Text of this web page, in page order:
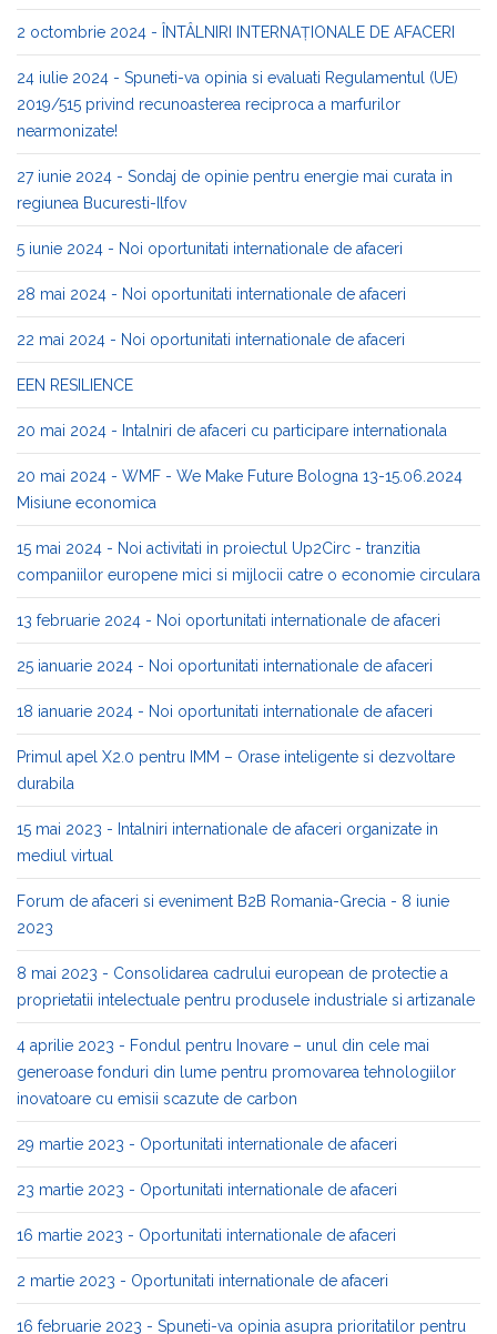
2 octombrie 2024 - ÎNTÂLNIRI INTERNAȚIONALE DE AFACERI
24 iulie 2024 - Spuneti-va opinia si evaluati Regulamentul (UE)
2019/515 privind recunoasterea reciproca a marfurilor
nearmonizate!
27 iunie 2024 - Sondaj de opinie pentru energie mai curata in
regiunea Bucuresti-Ilfov
5 iunie 2024 - Noi oportunitati internationale de afaceri
28 mai 2024 - Noi oportunitati internationale de afaceri
22 mai 2024 - Noi oportunitati internationale de afaceri
EEN RESILIENCE
20 mai 2024 - Intalniri de afaceri cu participare internationala
20 mai 2024 - WMF - We Make Future Bologna 13-15.06.2024
Misiune economica
15 mai 2024 - Noi activitati in proiectul Up2Circ - tranzitia
companiilor europene mici si mijlocii catre o economie circulara
13 februarie 2024 - Noi oportunitati internationale de afaceri
25 ianuarie 2024 - Noi oportunitati internationale de afaceri
18 ianuarie 2024 - Noi oportunitati internationale de afaceri
Primul apel X2.0 pentru IMM – Orase inteligente si dezvoltare
durabila
15 mai 2023 - Intalniri internationale de afaceri organizate in
mediul virtual
Forum de afaceri si eveniment B2B Romania-Grecia - 8 iunie
2023
8 mai 2023 - Consolidarea cadrului european de protectie a
proprietatii intelectuale pentru produsele industriale si artizanale
4 aprilie 2023 - Fondul pentru Inovare – unul din cele mai
generoase fonduri din lume pentru promovarea tehnologiilor
inovatoare cu emisii scazute de carbon
29 martie 2023 - Oportunitati internationale de afaceri
23 martie 2023 - Oportunitati internationale de afaceri
16 martie 2023 - Oportunitati internationale de afaceri
2 martie 2023 - Oportunitati internationale de afaceri
16 februarie 2023 - Spuneti-va opinia asupra prioritatilor pentru